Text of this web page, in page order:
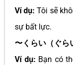
Ví dụ: Tôi sẽ
sự bất lực.
〜くらい（ぐら
Ví dụ: Bạn có